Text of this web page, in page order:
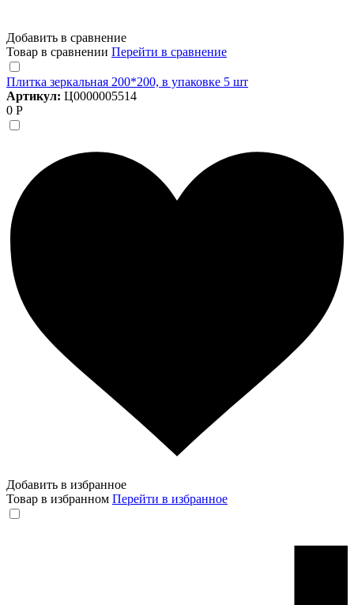
Добавить в сравнение
Товар в сравнении Перейти в сравнение
Плитка зеркальная 200*200, в упаковке 5 шт
Артикул: Ц0000005514
0 Р
Добавить в избранное
Товар в избранном Перейти в избранное